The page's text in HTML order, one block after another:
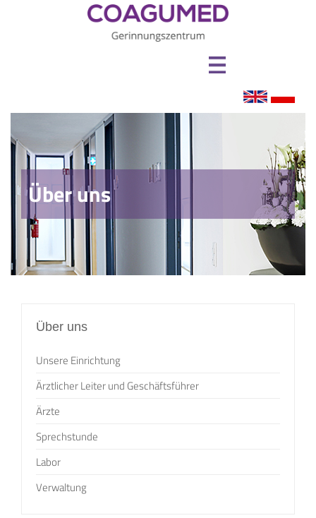
Über uns
Über uns
Unsere Einrichtung
Ärztlicher Leiter und Geschäftsführer
Ärzte
Sprechstunde
Labor
Verwaltung